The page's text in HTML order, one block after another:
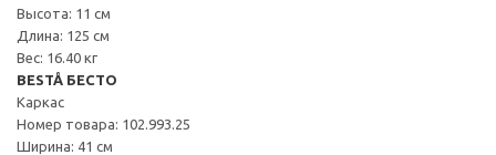
Высота: 11 см
Длина: 125 см
Вес: 16.40 кг
BESTÅ БЕСТО
Каркас
Номер товара: 102.993.25
Ширина: 41 см